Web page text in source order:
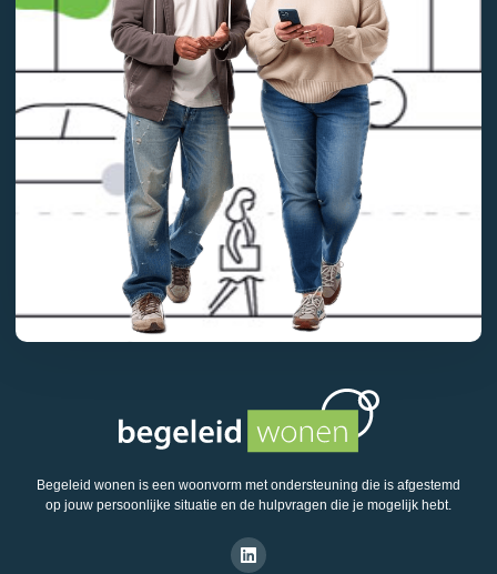
Begeleid wonen is een woonvorm met ondersteuning die is afgestemd
op jouw persoonlijke situatie en de hulpvragen die je mogelijk hebt.